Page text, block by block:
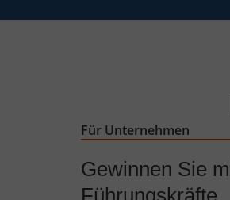
Für Unternehmen
Gewinnen Sie
Führungskräfte